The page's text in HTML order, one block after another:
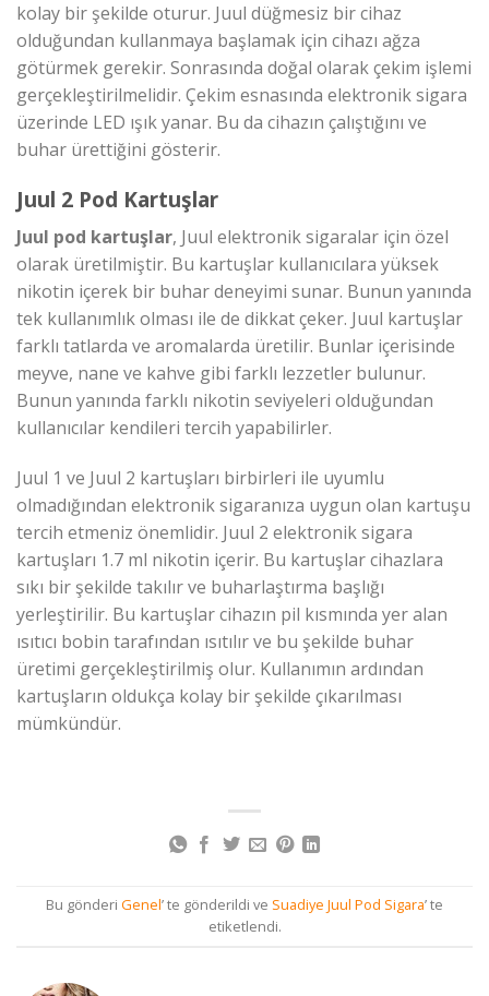
kolay bir şekilde oturur. Juul düğmesiz bir cihaz
olduğundan kullanmaya başlamak için cihazı ağza
götürmek gerekir. Sonrasında doğal olarak çekim işlemi
gerçekleştirilmelidir. Çekim esnasında elektronik sigara
üzerinde LED ışık yanar. Bu da cihazın çalıştığını ve
buhar ürettiğini gösterir.
Juul 2 Pod Kartuşlar
Juul pod kartuşlar, Juul elektronik sigaralar için özel
olarak üretilmiştir. Bu kartuşlar kullanıcılara yüksek
nikotin içerek bir buhar deneyimi sunar. Bunun yanında
tek kullanımlık olması ile de dikkat çeker. Juul kartuşlar
farklı tatlarda ve aromalarda üretilir. Bunlar içerisinde
meyve, nane ve kahve gibi farklı lezzetler bulunur.
Bunun yanında farklı nikotin seviyeleri olduğundan
kullanıcılar kendileri tercih yapabilirler.
Juul 1 ve Juul 2 kartuşları birbirleri ile uyumlu
olmadığından elektronik sigaranıza uygun olan kartuşu
tercih etmeniz önemlidir. Juul 2 elektronik sigara
kartuşları 1.7 ml nikotin içerir. Bu kartuşlar cihazlara
sıkı bir şekilde takılır ve buharlaştırma başlığı
yerleştirilir. Bu kartuşlar cihazın pil kısmında yer alan
ısıtıcı bobin tarafından ısıtılır ve bu şekilde buhar
üretimi gerçekleştirilmiş olur. Kullanımın ardından
kartuşların oldukça kolay bir şekilde çıkarılması
mümkündür.
Bu gönderi Genel’ te gönderildi ve Suadiye Juul Pod Sigara’ te
etiketlendi.